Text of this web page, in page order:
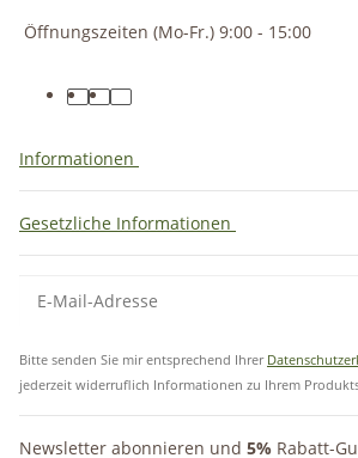
Öffnungszeiten (Mo-Fr.) 9:00 - 15:00
Informationen
Gesetzliche Informationen
Bitte senden Sie mir entsprechend Ihrer
jederzeit widerruflich Informationen zu Ihrem
Newsletter abonnieren und 5% Rabatt-